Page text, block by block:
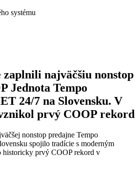
systému
najväčšiu nonstop
Jednota Tempo
24/7 na Slovensku. V
prvý COOP rekord
nonstop predajne Tempo
spojilo tradície s moderným
historicky prvý COOP rekord v